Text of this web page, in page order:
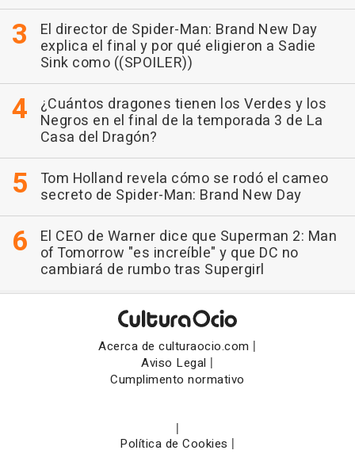
El director de Spider-Man: Brand New Day
explica el final y por qué eligieron a Sadie
Sink como ((SPOILER))
¿Cuántos dragones tienen los Verdes y los
Negros en el final de la temporada 3 de La
Casa del Dragón?
Tom Holland revela cómo se rodó el cameo
secreto de Spider-Man: Brand New Day
El CEO de Warner dice que Superman 2: Man
of Tomorrow "es increíble" y que DC no
cambiará de rumbo tras Supergirl
Acerca de culturaocio.com |
Aviso Legal |
Cumplimento normativo
|
Política de Cookies |